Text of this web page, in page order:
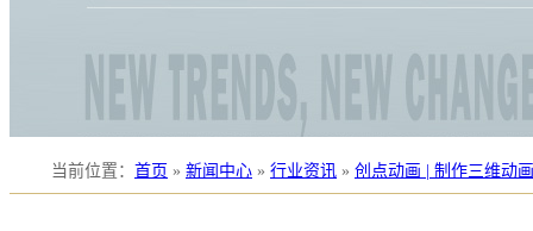
当前位置 ： 首页 » 新闻中心 » 行业资讯 » 创点动画 | 制作三维动